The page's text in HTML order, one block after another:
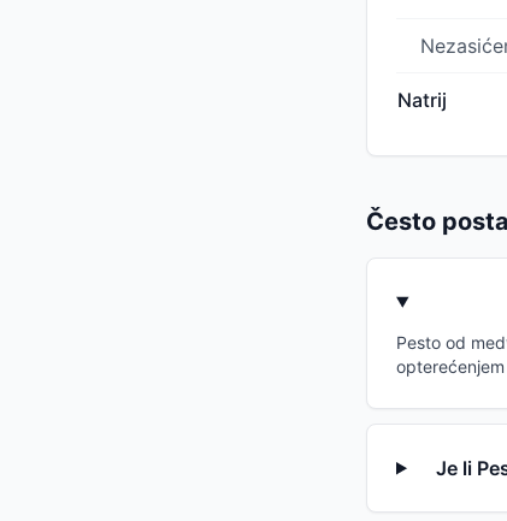
Natrij
Često
Pesto od
Je li